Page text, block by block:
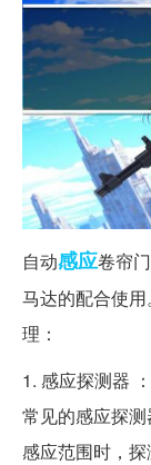
自动感应卷帘
马达的配合使
理：
1. 感应探测器
常见的感应探
感应范围时，探